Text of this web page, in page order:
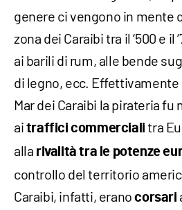
genere ci vengono in mente
zona dei Caraibi tra il ‘500 e il
ai barili di rum, alle bende
di legno, ecc. Effettivamente
Mar dei Caraibi la pirateria fu
ai traffici commercialitra
alla rivalità tra le potenze
controllo del territorio
Caraibi, infatti, eranocorsari